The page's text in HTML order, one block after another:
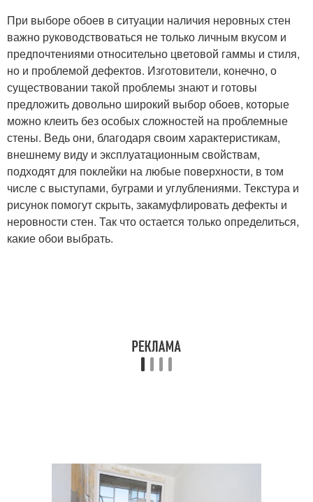
При выборе обоев в ситуации наличия неровных стен
важно руководствоваться не только личным вкусом и
предпочтениями относительно цветовой гаммы и стиля,
но и проблемой дефектов. Изготовители, конечно, о
существовании такой проблемы знают и готовы
предложить довольно широкий выбор обоев, которые
можно клеить без особых сложностей на проблемные
стены. Ведь они, благодаря своим характеристикам,
внешнему виду и эксплуатационным свойствам,
подходят для поклейки на любые поверхности, в том
числе с выступами, буграми и углублениями. Текстура и
рисунок помогут скрыть, закамуфлировать дефекты и
неровности стен. Так что остается только определиться,
какие обои выбрать.